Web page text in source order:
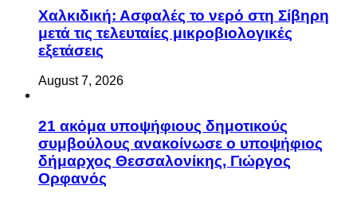
Χαλκιδική: Ασφαλές το νερό στη Σίβηρη
μετά τις τελευταίες μικροβιολογικές
εξετάσεις
August 7, 2026
21 ακόμα υποψήφιους δημοτικούς
συμβούλους ανακοίνωσε ο υποψήφιος
δήμαρχος Θεσσαλονίκης, Γιώργος
Ορφανός